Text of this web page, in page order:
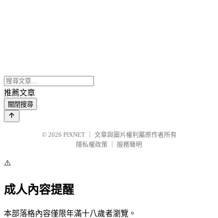
推薦文章
關閉搜尋
© 2026 PIXNET
文章與圖片權利屬原作者所有
隱私權政策
服務聲明
⚠️
成人內容提醒
本部落格內容僅限年滿十八歲者瀏覽。